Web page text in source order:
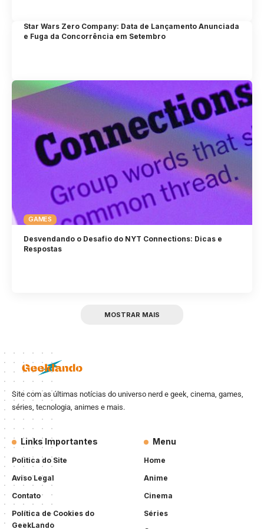
Star Wars Zero Company: Data de Lançamento Anunciada
e Fuga da Concorrência em Setembro
GAMES
Desvendando o Desafio do NYT Connections: Dicas e
Respostas
MOSTRAR MAIS
Site com as últimas notícias do universo nerd e geek, cinema, games,
séries, tecnologia, animes e mais.
Links Importantes
Politica do Site
Aviso Legal
Contato
Política de Cookies do
GeekLando
Menu
Home
Anime
Cinema
Séries